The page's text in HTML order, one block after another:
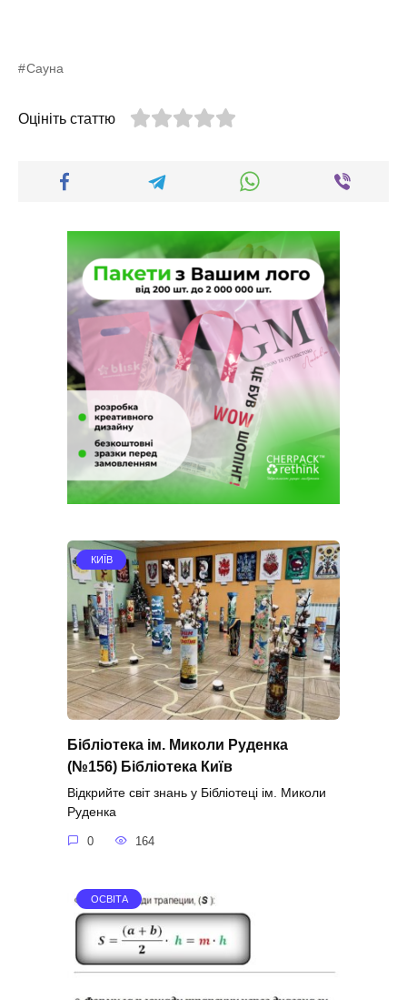
Сауна
Оцініть статтю
КИЇВ
Бібліотека ім. Миколи Руденка
(№156) Бібліотека Київ
Відкрийте світ знань у Бібліотеці ім. Миколи
Руденка
0 164
ОСВІТА